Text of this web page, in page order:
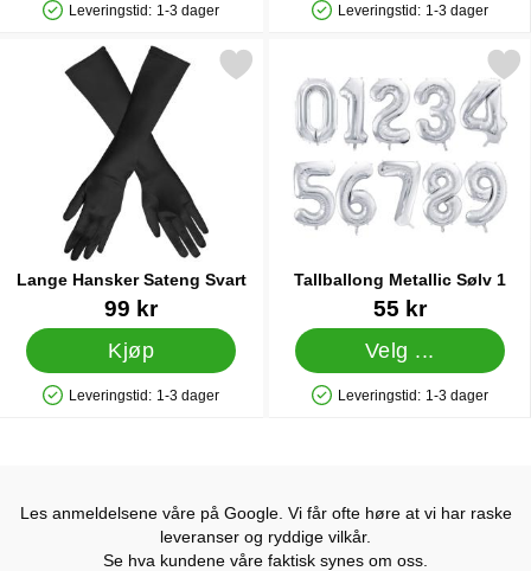
Produkttilgjengelighet: På lager
Leveringstid: 1-3 dager
Produkttilgjengelighet: På lager
Leveringstid: 1-3 dager
Lange Hansker Sateng Svart
Varenummer 19372
99 kr
Kjøp
Produkttilgjengelighet: På lager
Leveringstid: 1-3 dager
Merk lange Hansker Sateng Svart som favoritt
Tallballong Metallic Sølv 1
Varenummer 41763
55 kr
Velg ...
Produkttilgjengelighet: På lager
Leveringstid: 1-3 dager
Merk tallballong
Les anmeldelsene våre på Google. Vi får ofte høre at vi har raske
leveranser og ryddige vilkår.
Se hva kundene våre faktisk synes om oss.